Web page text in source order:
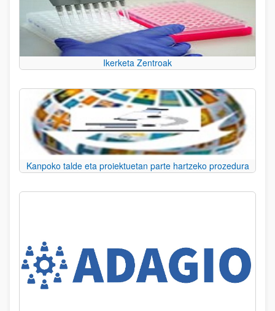
Ikerketa Zentroak
Kanpoko talde eta proiektuetan parte hartzeko prozedura